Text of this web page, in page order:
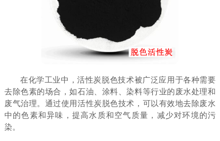
在化学工业中，活性炭脱色技术被广泛应用于各种需要
去除色素的场合，如石油、涂料、染料等行业的废水处理和
废气治理。通过使用活性炭脱色技术，可以有效地去除废水
中的色素和异味，提高水质和空气质量，减少对环境的污
染。